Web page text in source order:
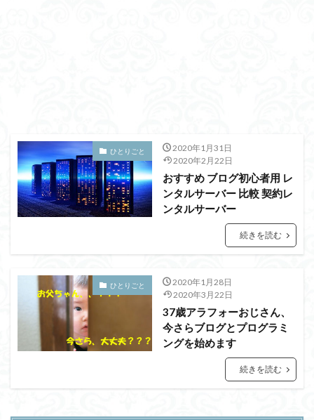
ひとりごと
2020年1月31日
2020年2月22日
おすすめ ブログ初心者用 レ
ンタルサーバー 比較 契約レ
ンタルサーバー
続きを読む
ひとりごと
2020年1月28日
2020年3月22日
37歳アラフォーおじさん、
今さらブログとプログラミ
ングを始めます
続きを読む